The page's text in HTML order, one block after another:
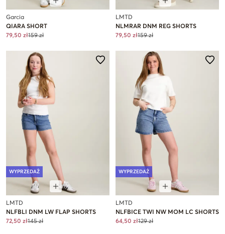
Garcia
QIARA SHORT
79,50 zł159 zł
LMTD
NLMRAR DNM REG SHORTS
79,50 zł159 zł
WYPRZEDAŻ
LMTD
NLFBLI DNM LW FLAP SHORTS
72,50 zł145 zł
WYPRZEDAŻ
LMTD
NLFBICE TWI NW MOM LC SHORTS
64,50 zł129 zł